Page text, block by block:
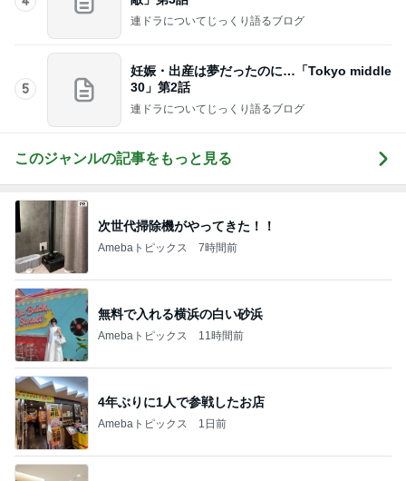
連ドラについてじっくり語るブログ
5
妊娠・出産は夢だったのに…「Tokyo middle
30」第2話
連ドラについてじっくり語るブログ
このジャンルの記事をもっと見る
次世代掃除機がやってきた！！
Amebaトピックス 7時間前
無料で入れる横浜の白い砂浜
Amebaトピックス 11時間前
4年ぶりに1人で参戦したお店
Amebaトピックス 1日前